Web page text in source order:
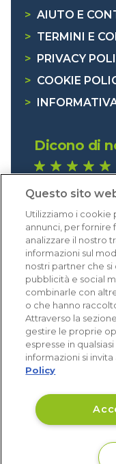
> AIUTO E
> TERMINI E
> PRIVACY
> COOKIE
>
Dicono di
Eccellente (4,8)
Acquisti
Questo sito
Utilizziamo i cookie
annunci, per fornire
analizzare il nostro
informazioni sul
nostri partner che si
pubblicità e social
combinarle con
o che hanno
Attraverso la
gestire le proprie
espresse in
informazioni si
Policy